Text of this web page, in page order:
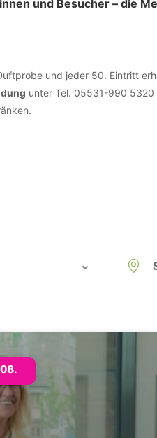
und Besucher – die
und jeder 50. Eintritt
unter Tel. 05531-990 5320